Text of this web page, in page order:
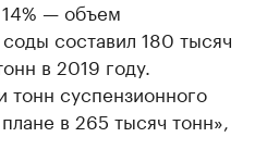
— объем
составил 180 тысяч
в 2019 году.
суспензионного
в 265 тысяч тонн»,